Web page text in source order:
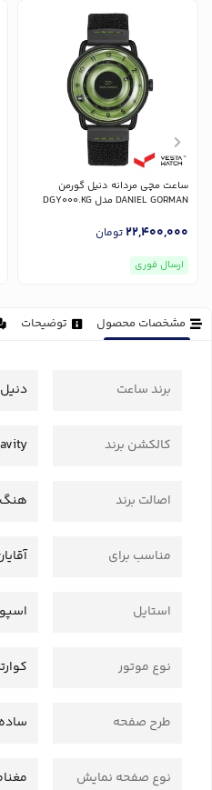
ساعت مچی مردانه دنیل گورمن
DANIEL GORMAN مدل DGY000.KG
22,400,000تومان
ارسال فوری
مشخصات محصول توضیحات
برند ساعت
کالکشن برند
اصالت برند
مناسب برای
استایل
نوع موتور
طرح صفحه ساده
نوع صفحه نمایش